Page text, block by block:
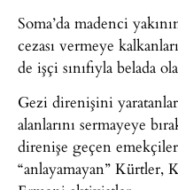
Soma’da madenci
cezası vermeye
de işçi sınıfıyla belada
Gezi direnişini
alanlarını sermayeye
direnişe geçen
“anlayamayan” Kürtler,